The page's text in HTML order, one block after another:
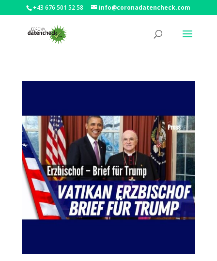
+43 676 501 52 58 info@coronadatencheck.com